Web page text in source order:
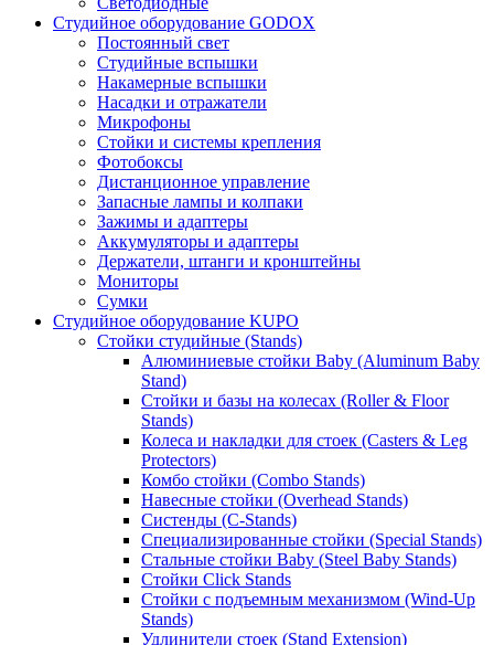
Студийное оборудование GODOX
Постоянный свет
Студийные вспышки
Накамерные вспышки
Насадки и отражатели
Микрофоны
Стойки и системы крепления
Фотобоксы
Дистанционное управление
Запасные лампы и колпаки
Зажимы и адаптеры
Аккумуляторы и адаптеры
Держатели, штанги и кронштейны
Мониторы
Сумки
Студийное оборудование KUPO
Стойки студийные (Stands)
Алюминиевые стойки Baby (Aluminum Baby
Stand)
Стойки и базы на колесах (Roller & Floor
Stands)
Колеса и накладки для стоек (Casters & Leg
Protectors)
Комбо стойки (Combo Stands)
Навесные стойки (Overhead Stands)
Систенды (C-Stands)
Специализированные стойки (Special Stands)
Стальные стойки Baby (Steel Baby Stands)
Стойки Click Stands
Стойки с подъемным механизмом (Wind-Up
Stands)
Удлинители стоек (Stand Extension)